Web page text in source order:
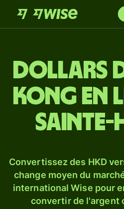
Dollars
Kong en
Sainte-
Convertissez des HKD
change moyen du
international Wise pour
convertir de l'argent